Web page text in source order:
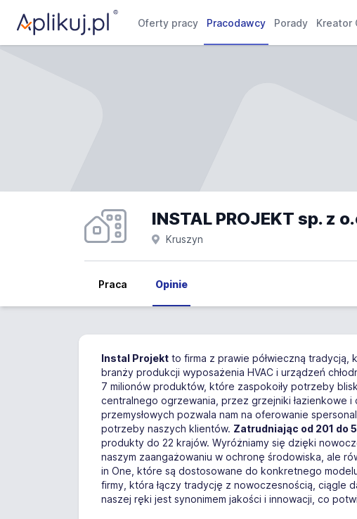
Oferty pracy Pracodawcy Porady Kreator
INSTAL PROJEKT sp. z
Kruszyn
Praca Opinie
Instal Projekt to firma z prawie półwieczną tradycją,
branży produkcji wyposażenia HVAC i urządzeń
7 milionów produktów, które zaspokoiły potrzeby
centralnego ogrzewania, przez grzejniki łazienkowe
przemysłowych pozwala nam na oferowanie
potrzeby naszych klientów. Zatrudniając od 201 do
produkty do 22 krajów. Wyróżniamy się dzięki
naszym zaangażowaniu w ochronę środowiska, ale
in One, które są dostosowane do konkretnego
firmy, która łączy tradycję z nowoczesnością, ciągle
naszej ręki jest synonimem jakości i innowacji, co